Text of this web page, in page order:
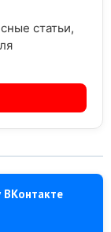
статьи,
ВКонтакте